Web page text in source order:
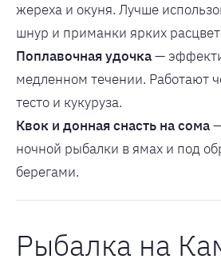
жереха и окуня. Лучше
шнур и приманки ярких
Поплавочная удочка—
медленном течении. Работают
тесто и кукуруза.
Квок и донная снасть на сома
ночной рыбалки в ямах и под
берегами.
Рыбалка на